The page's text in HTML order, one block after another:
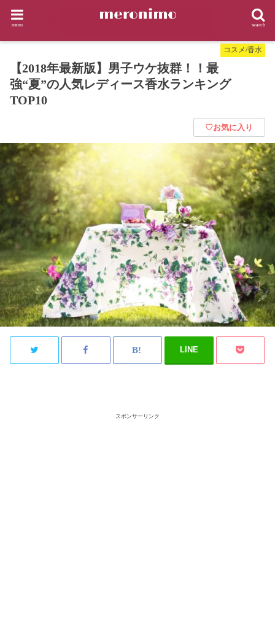
search
menu
HOME
【2018年最新版】男子ウケ抜群！！最強“夏”の人気レディース香水ランキングTOP10
コスメ/香水
【2018年最新版】男子ウケ抜群！！最
強“夏”の人気レディース香水ランキング
TOP10
♡お気に入り
LINE
スポンサーリンク